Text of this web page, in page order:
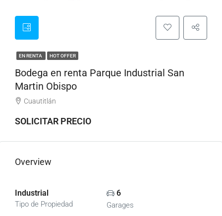
EN RENTA HOT OFFER
Bodega en renta Parque Industrial San
Martin Obispo
Cuautitlán
SOLICITAR PRECIO
Overview
Industrial
Tipo de Propiedad
6
Garages